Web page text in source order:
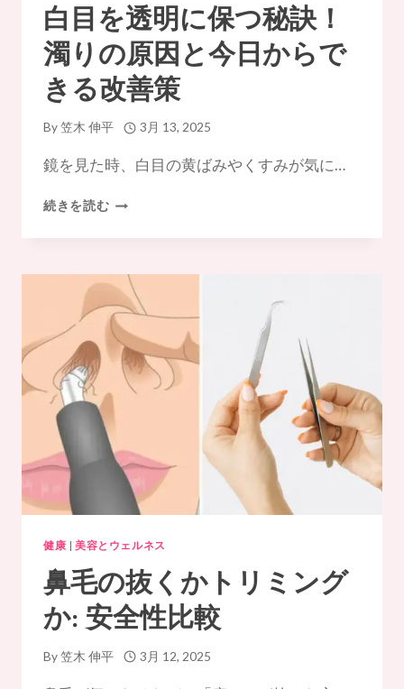
白目を透明に保つ秘訣！
濁りの原因と今日からで
きる改善策
By笠木 伸平 3月 13, 2025
鏡を見た時、白目の黄ばみやくすみが気に…
続きを読む白
を
明
に
保
つ
秘
訣！
濁
原
因
か
で
き
る
善
健康 | 美容とウェルネス
鼻毛の抜くかトリミング
か: 安全性比較
By笠木 伸平 3月 12, 2025